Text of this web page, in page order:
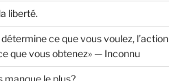
liberté.
ce que vous voulez, l’action
que vous obtenez» — Inconnu